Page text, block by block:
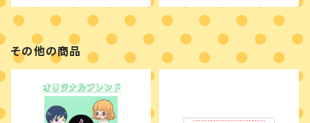
その他の商品